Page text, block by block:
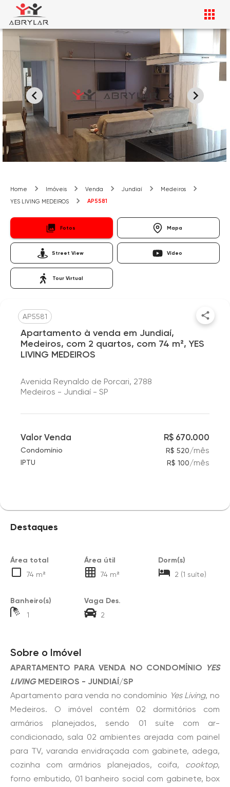
Home Imóveis Venda Jundiaí
Medeiros
YES LIVING MEDEIROS
AP5581
Fotos Mapa
Street View Vídeo
Tour Virtual
AP5581
Apartamento à venda em Jundiaí,
Medeiros, com 2 quartos, com 74 m², YES
LIVING MEDEIROS
Avenida Reynaldo de Porcari, 2788
Medeiros - Jundiaí - SP
Valor Venda R$ 670.000
Condomínio R$ 520/mês
IPTU R$ 100/mês
Destaques
Área total
74 m²
Área útil
74 m²
Dorm(s)
2 (1 suíte)
Banheiro(s)
1
Vaga Des.
2
Sobre o Imóvel
APARTAMENTO PARA VENDA NO CONDOMÍNIO YES
LIVINGMEDEIROS - JUNDIAÍ/SP
Apartamento para venda no condomínio Yes Living, no
Medeiros. O imóvel contém 02 dormitórios com
armários planejados, sendo 01 suíte com ar-
condicionado, sala 02 ambientes arejada com painel
para TV, varanda envidraçada com gabinete, adega,
cozinha com armários planejados, coifa, cooktop,
forno embutido, 01 banheiro social com gabinete, box